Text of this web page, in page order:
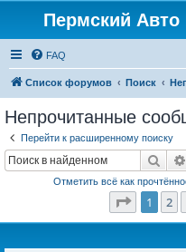
Пермский
FAQ
Список форумов Поиск
Непрочитанные
Перейти к расширенному поиску
Отметить всё как
1 2